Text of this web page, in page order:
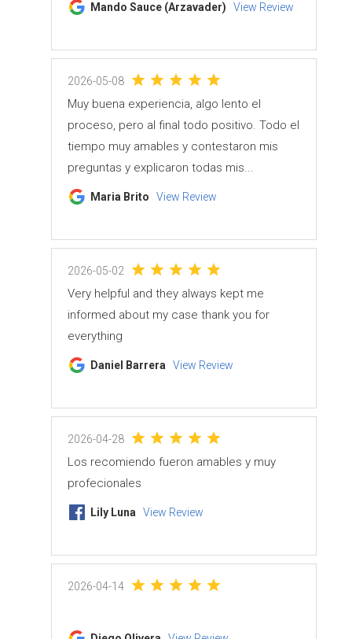
Mando Sauce (Arzavader) View Review
2026-05-08
Muy buena experiencia, algo lento el
proceso, pero al final todo positivo. Todo el
tiempo muy amables y contestaron mis
preguntas y explicaron todas mis...
Maria Brito View Review
2026-05-02
Very helpful and they always kept me
informed about my case thank you for
everything
Daniel Barrera View Review
2026-04-28
Los recomiendo fueron amables y muy
profecionales
Lily Luna View Review
2026-04-14